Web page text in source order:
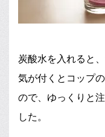
炭酸水を入れると
気が付くとコップ
ので、ゆっくりと
した。